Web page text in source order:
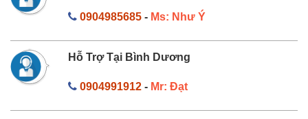
0904985685- Ms: Như Ý
Hỗ Trợ Tại Bình Dương
0904991912- Mr: Đạt